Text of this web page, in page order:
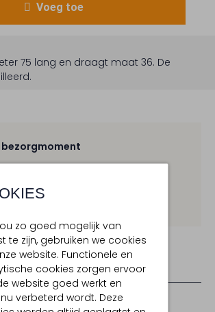
zo goed mogelijk van
te zijn, gebruiken we cookies
website. Functionele en
cookies zorgen ervoor
website goed werkt en
verbeterd wordt. Deze
Voeg toe
75 lang en draagt maat 36. De
.
bezorgmoment
binnen 30 dagen